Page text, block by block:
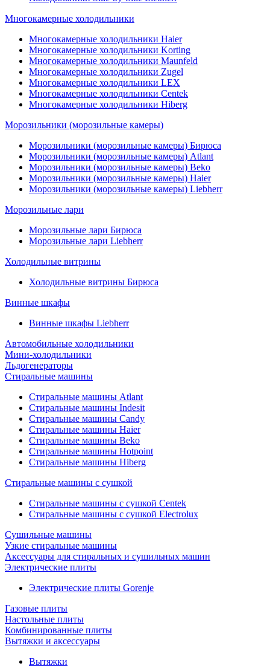
Многокамерные холодильники
Многокамерные холодильники Haier
Многокамерные холодильники Korting
Многокамерные холодильники Maunfeld
Многокамерные холодильники Zugel
Многокамерные холодильники LEX
Многокамерные холодильники Centek
Многокамерные холодильники Hiberg
Морозильники (морозильные камеры)
Морозильники (морозильные камеры) Бирюса
Морозильники (морозильные камеры) Atlant
Морозильники (морозильные камеры) Beko
Морозильники (морозильные камеры) Haier
Морозильники (морозильные камеры) Liebherr
Морозильные лари
Морозильные лари Бирюса
Морозильные лари Liebherr
Холодильные витрины
Холодильные витрины Бирюса
Винные шкафы
Винные шкафы Liebherr
Автомобильные холодильники
Мини-холодильники
Льдогенераторы
Стиральные машины
Стиральные машины Atlant
Стиральные машины Indesit
Стиральные машины Candy
Стиральные машины Haier
Стиральные машины Beko
Стиральные машины Hotpoint
Стиральные машины Hiberg
Стиральные машины с сушкой
Стиральные машины с сушкой Centek
Стиральные машины с сушкой Electrolux
Сушильные машины
Узкие стиральные машины
Аксессуары для стиральных и сушильных машин
Электрические плиты
Электрические плиты Gorenje
Газовые плиты
Настольные плиты
Комбинированные плиты
Вытяжки и аксессуары
Вытяжки